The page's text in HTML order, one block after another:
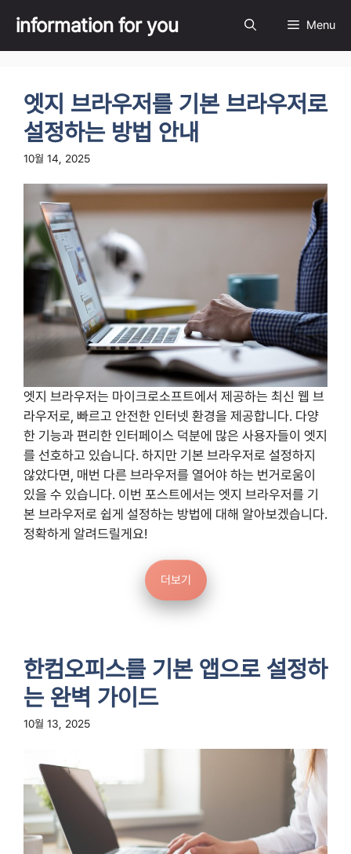
content
information for you Menu
엣지 브라우저를 기본 브라우저로
설정하는 방법 안내
10월 14, 2025
엣지 브라우저는 마이크로소프트에서 제공하는 최신 웹 브
라우저로, 빠르고 안전한 인터넷 환경을 제공합니다. 다양
한 기능과 편리한 인터페이스 덕분에 많은 사용자들이 엣지
를 선호하고 있습니다. 하지만 기본 브라우저로 설정하지
않았다면, 매번 다른 브라우저를 열어야 하는 번거로움이
있을 수 있습니다. 이번 포스트에서는 엣지 브라우저를 기
본 브라우저로 쉽게 설정하는 방법에 대해 알아보겠습니다.
정확하게 알려드릴게요!
더보기
한컴오피스를 기본 앱으로 설정하
는 완벽 가이드
10월 13, 2025